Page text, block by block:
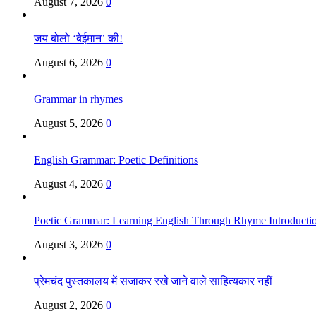
जय बोलो ‘बेईमान’ की!
August 6, 2026 0
Grammar in rhymes
August 5, 2026 0
English Grammar: Poetic Definitions
August 4, 2026 0
Poetic Grammar: Learning English Through Rhyme
August 3, 2026 0
प्रेमचंद पुस्तकालय में सजाकर रखे जाने वाले साहित्यकार नहीं
August 2, 2026 0